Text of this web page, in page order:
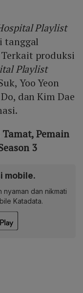
Playlist
tanggal
produksi
Playlist
Yoo Yeon
dan Kim Dae
Pemain
3
mobile.
nyaman dan nikmati
Katadata.